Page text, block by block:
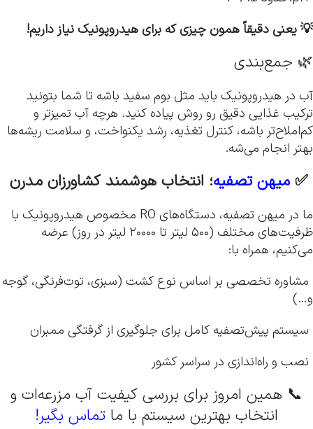
💡یعنی دقیقاً همون چیزی که برای هیدروپونیک نیاز داریم!
🌿 جمع‌بندی
آب در هیدروپونیک باید مثل بوم سفید باشه تا شما بتونید
ترکیب غذایی دقیق رو روش پیاده کنید. هرچه آب تمیزتر و
کم‌املاح‌تر باشه، کنترل تغذیه، رشد یکنواخت، و سلامت ریشه‌ها
بهتر انجام می‌شه.
✅ میهن تصفیه؛ انتخاب هوشمند کشاورزان مدرن
ما در میهن تصفیه، دستگاه‌های RO مخصوص هیدروپونیک با
ظرفیت‌های مختلف (۵۰۰ لیتر تا ۲۰۰۰۰ لیتر در روز) عرضه
می‌کنیم، همراه با:
مشاوره تخصصی بر اساس نوع کشت (سبزی، توت‌فرنگی، گوجه
و…)
سیستم پیش‌تصفیه کامل برای جلوگیری از گرفتگی ممبران
نصب و راه‌اندازی در سراسر کشور
📞 همین امروز برای بررسی کیفیت آب مزرعه‌ات و
انتخاب بهترین سیستم با ما تماس بگیر!